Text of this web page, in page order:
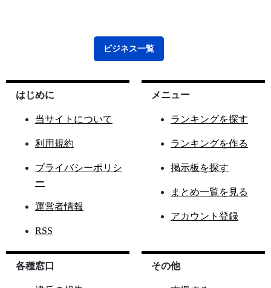
ビジネス一覧
はじめに
当サイトについて
利用規約
プライバシーポリシ
ー
運営者情報
RSS
メニュー
ランキングを探す
ランキングを作る
掲示板を探す
まとめ一覧を見る
アカウント登録
各種窓口 その他